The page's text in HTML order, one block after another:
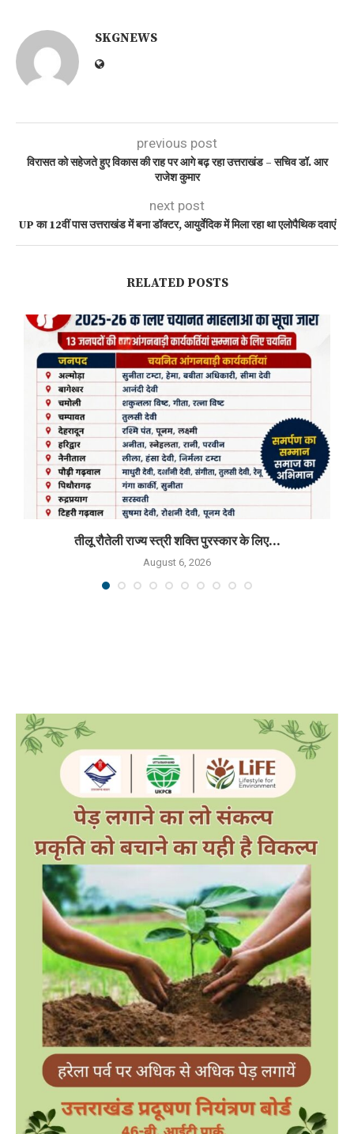
SKGNEWS
previous post
विरासत को सहेजते हुए विकास की राह पर आगे बढ़ रहा उत्तराखंड – सचिव डॉ. आर
राजेश कुमार
next post
UP का 12वीं पास उत्तराखंड में बना डॉक्टर, आयुर्वेदिक में मिला रहा था एलोपैथिक दवाएं
RELATED POSTS
तीलू रौतेली राज्य स्त्री शक्ति पुरस्कार के लिए...
August 6, 2026